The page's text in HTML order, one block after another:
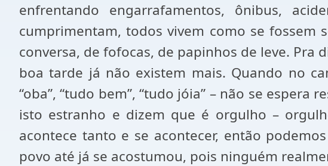
enfrentando engarrafamentos, ônibus,
cumprimentam, todos vivem como se fossem
conversa, de fofocas, de papinhos de leve.
boa tarde já não existem mais. Quando no
“oba”, “tudo bem”, “tudo jóia” – não se espera
isto estranho e dizem que é orgulho –
acontece tanto e se acontecer, então
povo até já se acostumou, pois ninguém